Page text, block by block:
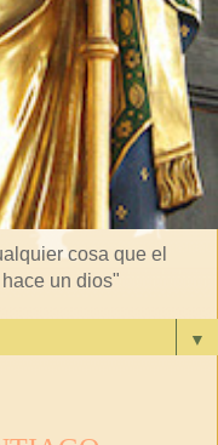
cosa que el
un dios"
▼